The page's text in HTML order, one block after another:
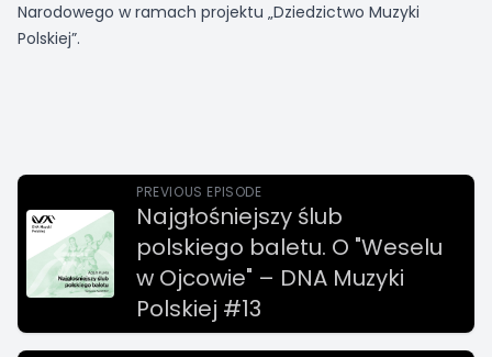
Narodowego w ramach projektu „Dziedzictwo Muzyki
Polskiej”.
PREVIOUS EPISODE
Najgłośniejszy ślub
polskiego baletu. O "Weselu
w Ojcowie" – DNA Muzyki
Polskiej #13